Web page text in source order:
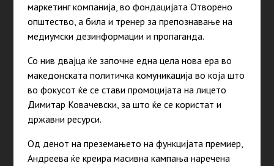
маркетинг компанија, во фондацијата Отворено
општество, а била и тренер за препознавање на
медиумски дезинформации и пропаганда.
Со нив двајца ќе започне една цела нова ера во
македонската политичка комуникација во која што
во фокусот ќе се стави промоцијата на лицето
Димитар Ковачевски, за што ќе се користат и
државни ресурси.
Од денот на преземањето на функцијата премиер,
Андреева ќе креира масивна кампања наречена